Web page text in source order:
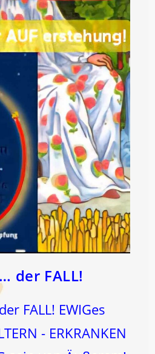
der FALL!
FALL! EWIGes
- ERKRANKEN